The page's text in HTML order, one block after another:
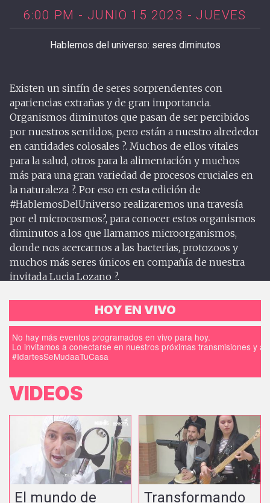
6:00 PM - JUNIO 15 2023 - JUEVES
Hablemos del universo: seres diminutos
Existen un sinfín de seres sorprendentes con
apariencias extrañas y de gran importancia.
Organismos diminutos que pasan de ser percibidos
por nuestros sentidos, pero están a nuestro alrededor
en cantidades colosales ?. Muchos de ellos vitales
para la salud, otros para la alimentación y muchos
más para una gran variedad de procesos cruciales en
la naturaleza ?. Por eso en esta edición de
#HablemosDelUniverso realizaremos una travesía
por el microcosmos?, para conocer estos organismos
diminutos a los que llamamos microorganismos,
donde nos acercarnos a las bacterias, protozoos y
muchos más seres únicos en compañía de nuestra
invitada Lucia Lozano ?.
HOY EN VIVO
No hay más eventos programados en vivo para hoy.
Lo invitamos a conectarse en nuestros próximas transmisiones y
#IdartesSeMudaaTuCasa
VIDEOS
El mundo de
Transformando